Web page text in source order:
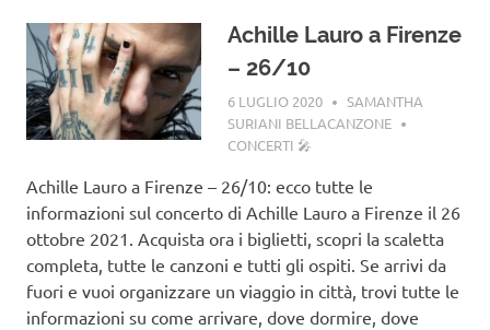
Achille Lauro a Firenze
– 26/10
6 LUGLIO 2020
SAMANTHA
SURIANI BELLACANZONE
CONCERTI 🎤
Achille Lauro a Firenze – 26/10: ecco tutte le
informazioni sul concerto di Achille Lauro a Firenze il 26
ottobre 2021. Acquista ora i biglietti, scopri la scaletta
completa, tutte le canzoni e tutti gli ospiti. Se arrivi da
fuori e vuoi organizzare un viaggio in città, trovi tutte le
informazioni su come arrivare, dove dormire, dove